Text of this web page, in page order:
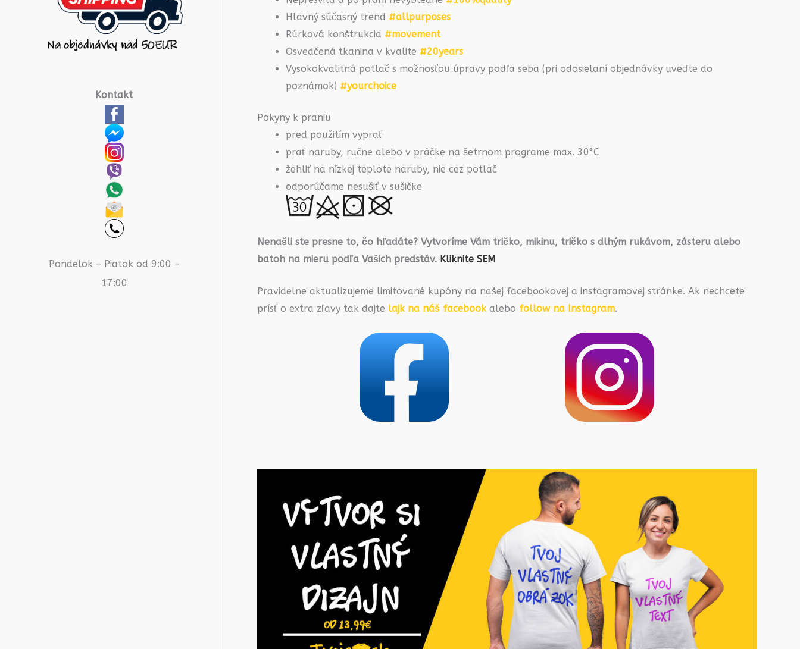
Kontakt
Pondelok – Piatok od 9:00 –
17:00
Hlavný súčasný trend #allpurposes
Rúrková konštrukcia #movement
Osvedčená tkanina v kvalite #20years
Vysokokvalitná potlač s možnosťou úpravy podľa seba (pri odosielaní objednávky uveďte do
poznámok) #yourchoice
Pokyny k praniu
pred použitím vyprať
prať naruby, ručne alebo v práčke na šetrnom programe max. 30°C
žehliť na nízkej teplote naruby, nie cez potlač
odporúčame nesušiť v sušičke
Nenašli ste presne to, čo hľadáte? Vytvoríme Vám tričko, mikinu, tričko s dlhým rukávom, zásteru alebo
batoh na mieru podľa Vašich predstáv. Kliknite SEM
Pravidelne aktualizujeme limitované kupóny na našej facebookovej a instagramovej stránke. Ak nechcete
prísť o extra zľavy tak dajte lajk na náš facebook alebo follow na Instagram.